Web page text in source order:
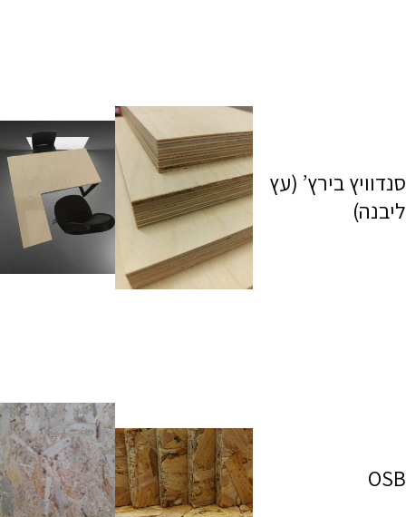
סנדוויץ בירץ’ (עץ
ליבנה)
OSB